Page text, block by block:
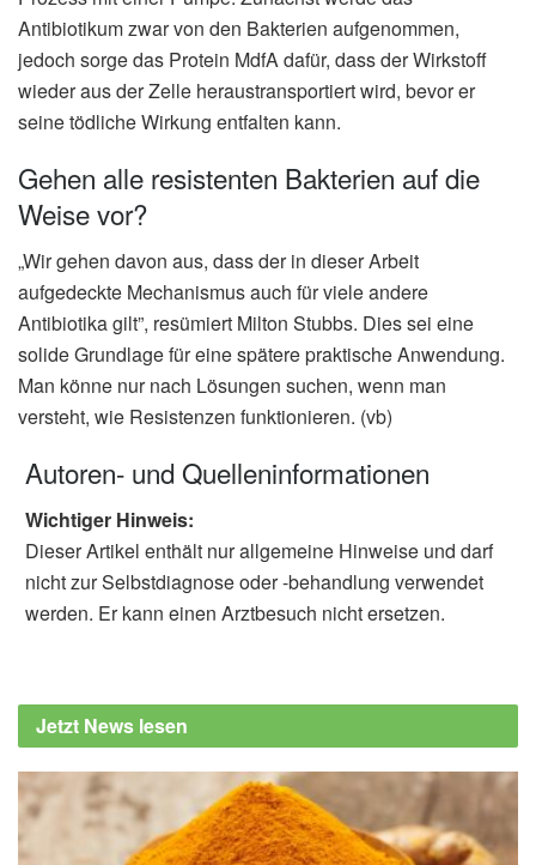
Antibiotikum zwar von den Bakterien aufgenommen,
jedoch sorge das Protein MdfA dafür, dass der Wirkstoff
wieder aus der Zelle heraustransportiert wird, bevor er
seine tödliche Wirkung entfalten kann.
Gehen alle resistenten Bakterien auf die
Weise vor?
„Wir gehen davon aus, dass der in dieser Arbeit
aufgedeckte Mechanismus auch für viele andere
Antibiotika gilt”, resümiert Milton Stubbs. Dies sei eine
solide Grundlage für eine spätere praktische Anwendung.
Man könne nur nach Lösungen suchen, wenn man
versteht, wie Resistenzen funktionieren. (vb)
Autoren- und Quelleninformationen
Wichtiger Hinweis:
Dieser Artikel enthält nur allgemeine Hinweise und darf
nicht zur Selbstdiagnose oder -behandlung verwendet
werden. Er kann einen Arztbesuch nicht ersetzen.
Jetzt News lesen